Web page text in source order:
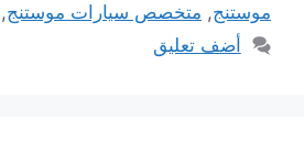
موستنج, متخصص سيارات موستنج,
أضف تعليق